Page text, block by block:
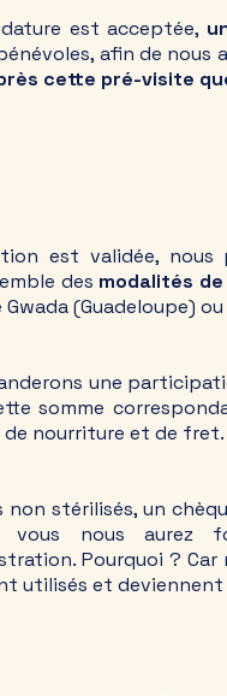
est acceptée,
afin de nous
cette pré-visite
est validée, nous
des modalités
(Guadeloupe)
une
somme
nourriture et de fret.
non stérilisés, un
vous nous aurez
Pourquoi ? Car
utilisés et